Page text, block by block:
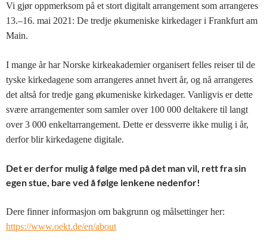
Vi gjør oppmerksom på et stort digitalt arrangement som arrangeres
13.–16. mai 2021: De tredje økumeniske kirkedager i Frankfurt am
Main.
I mange år har Norske kirkeakademier organisert felles reiser til de
tyske kirkedagene som arrangeres annet hvert år, og nå arrangeres
det altså for tredje gang økumeniske kirkedager. Vanligvis er dette
svære arrangementer som samler over 100 000 deltakere til langt
over 3 000 enkeltarrangement. Dette er dessverre ikke mulig i år,
derfor blir kirkedagene digitale.
Det er derfor mulig å følge med på det man vil, rett fra sin
egen stue, bare ved å følge lenkene nedenfor!
Dere finner informasjon om bakgrunn og målsettinger her:
https://www.oekt.de/en/about